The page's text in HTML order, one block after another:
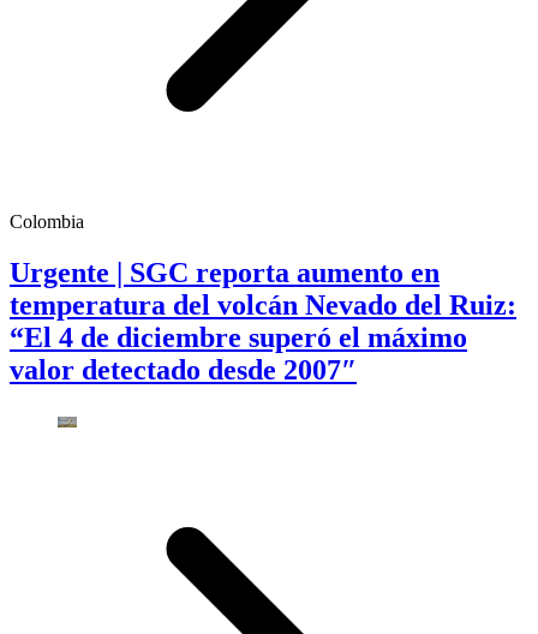
Colombia
Urgente | SGC reporta aumento en
temperatura del volcán Nevado del Ruiz:
“El 4 de diciembre superó el máximo
valor detectado desde 2007″